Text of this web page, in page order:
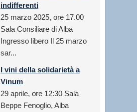
indifferenti
25 marzo 2025, ore 17.00
Sala Consiliare di Alba
Ingresso libero Il 25 marzo
sar...
I vini della solidarietà a
Vinum
29 aprile, ore 12:30 Sala
Beppe Fenoglio, Alba